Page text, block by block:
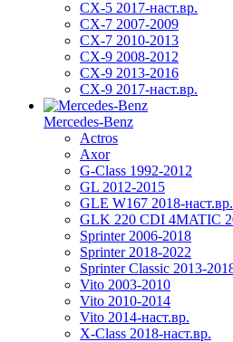
CX-5 2017-наст.вр.
CX-7 2007-2009
CX-7 2010-2013
CX-9 2008-2012
CX-9 2013-2016
CX-9 2017-наст.вр.
Mercedes-Benz
Actros
Axor
G-Class 1992-2012
GL 2012-2015
GLE W167 2018-наст.вр.
GLK 220 CDI 4MATIC
Sprinter 2006-2018
Sprinter 2018-2022
Sprinter Classic 2013-
Vito 2003-2010
Vito 2010-2014
Vito 2014-наст.вр.
X-Class 2018-наст.вр.